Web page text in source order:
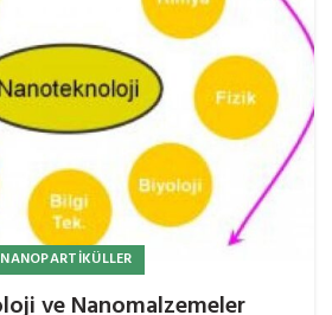
NANOPARTIKÜLLER
ve Nanomalzemeler